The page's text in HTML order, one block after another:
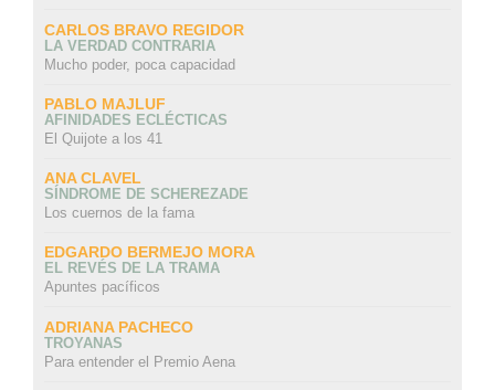
CARLOS BRAVO REGIDOR
LA VERDAD CONTRARIA
Mucho poder, poca capacidad
PABLO MAJLUF
AFINIDADES ECLÉCTICAS
El Quijote a los 41
ANA CLAVEL
SÍNDROME DE SCHEREZADE
Los cuernos de la fama
EDGARDO BERMEJO MORA
EL REVÉS DE LA TRAMA
Apuntes pacíficos
ADRIANA PACHECO
TROYANAS
Para entender el Premio Aena